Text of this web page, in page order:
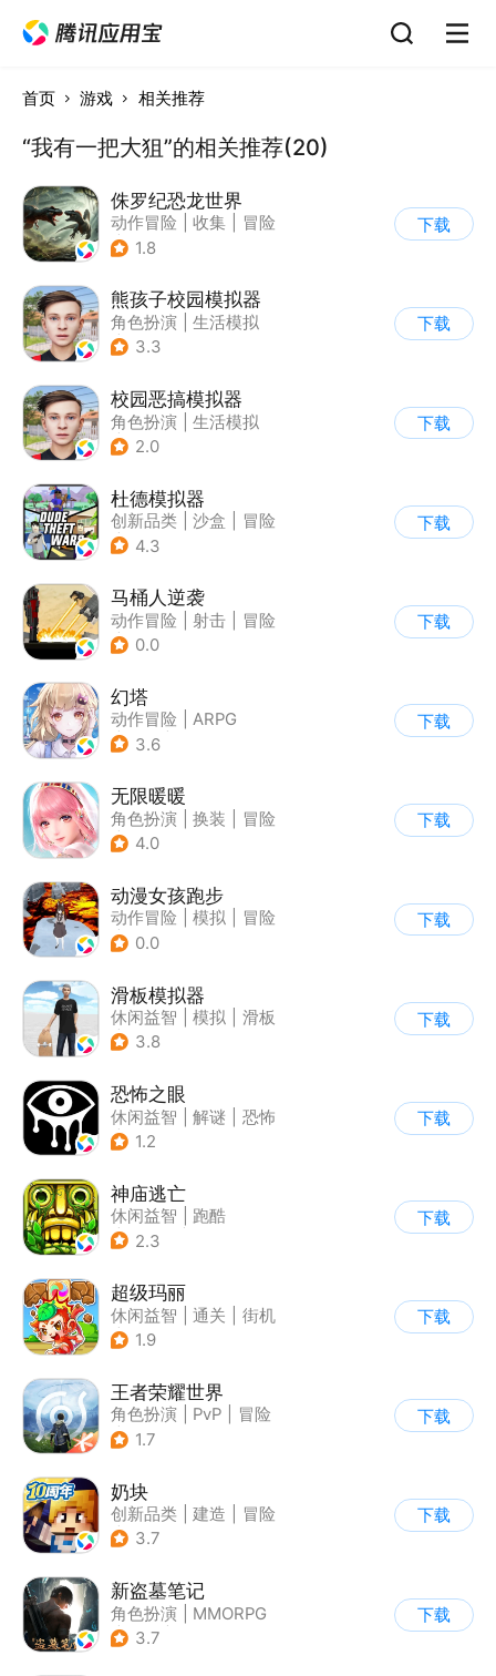
首页 游戏 相关推荐
“我有一把大狙”的相关推荐(20)
侏罗纪恐龙世界
动作冒险 收集
冒险
| 写实
1.8
下载
熊孩子校园模拟器
角色扮演
生活模拟
| 写实
3.3
下载
校园恶搞模拟器
角色扮演
生活模拟
| 写实
2.0
下载
杜德模拟器
创新品类 沙盒
冒险
| 写实
4.3
下载
马桶人逆袭
动作冒险 射击
冒险
| 像素风
0.0
下载
幻塔
动作冒险
ARPG
| 奇幻
3.6
下载
无限暖暖
角色扮演 换装
冒险
| 开放世界
4.0
下载
动漫女孩跑步
动作冒险 模拟
冒险
| 二次元
0.0
下载
滑板模拟器
休闲益智 模拟
滑板
| 卡通
3.8
下载
恐怖之眼
休闲益智 解谜
恐怖
| 单机
1.2
下载
神庙逃亡
休闲益智
跑酷
| 欧美风
2.3
下载
超级玛丽
休闲益智 通关
街机
| 儿童游戏
1.9
下载
王者荣耀世界
角色扮演 PvP
冒险
| 开放世界
1.7
下载
奶块
创新品类 建造
冒险
| 开放世界
3.7
下载
新盗墓笔记
角色扮演
MMORPG
| 冒险
3.7
下载